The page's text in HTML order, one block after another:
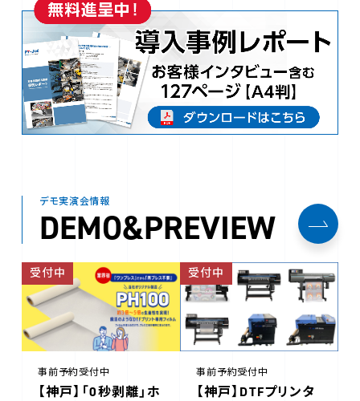
デモ実演会情報
DEMO&PREVIEW
受付中
事前予約受付中
【神戸】「0秒剥離」ホ
受付中
事前予約受付中
【神戸】DTFプリンタ